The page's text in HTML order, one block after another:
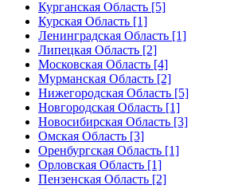
Курганская Область [5]
Курская Область [1]
Ленинградская Область [1]
Липецкая Область [2]
Московская Область [4]
Мурманская Область [2]
Нижегородская Область [5]
Новгородская Область [1]
Новосибирская Область [3]
Омская Область [3]
Оренбургская Область [1]
Орловская Область [1]
Пензенская Область [2]